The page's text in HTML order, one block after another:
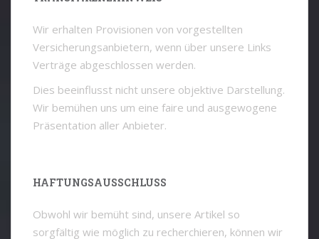
Wir erhalten Provisionen von vorgestellten
Versicherungsanbietern, wenn über unsere Links
Verträge abgeschlossen werden.
Dies beeinflusst nicht unsere objektive Darstellung.
Wir bemühen uns um eine faire und ausgewogene
Präsentation aller Anbieter.
HAFTUNGSAUSSCHLUSS
Obwohl wir bemüht sind, unsere Artikel so
sorgfältig wie möglich zu recherchieren, können wir